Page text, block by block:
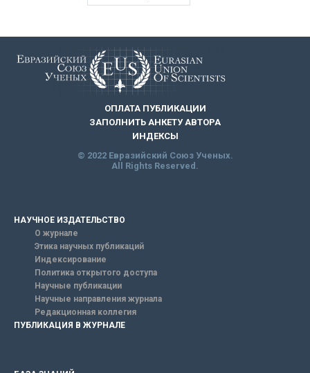
ОПЛАТА ПУБЛИКАЦИИ
ЗАПОЛНИТЬ АНКЕТУ АВТОРА
ИНДЕКСЫ
© 2022 Евразийский Союз Ученых.
All Rights Reserved.
НАУЧНОЕ ИЗДАТЕЛЬСТВО
О журнале
Этика научных публикаций
Индексирование
Политика открытого доступа
Научные публикации
Научные направления журнала
Редакционная коллегия
ПУБЛИКАЦИЯ В ЖУРНАЛЕ